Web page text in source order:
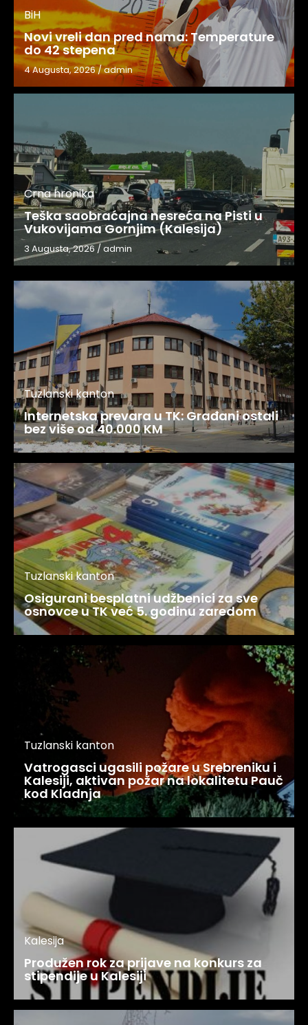
BiH
Novi vreli dan pred nama: Temperature
do 42 stepena
4 Augusta, 2026/admin
Crna hronika
Teška saobraćajna nesreća na Pisti u
Vukovijama Gornjim (Kalesija)
3 Augusta, 2026 / admin
Tuzlanski kanton
Internetska prevara u TK: Građani ostali
bez više od 40.000 KM
Tuzlanski kanton
Osigurani besplatni udžbenici za sve
osnovce u TK već 5. godinu zaredom
Tuzlanski kanton
Vatrogasci ugasili požare u Srebreniku i
Kalesiji, aktivan požar na lokalitetu Pauč
kod Kladnja
Kalesija
Produžen rok za prijave na konkurs za
stipendije u Kalesiji